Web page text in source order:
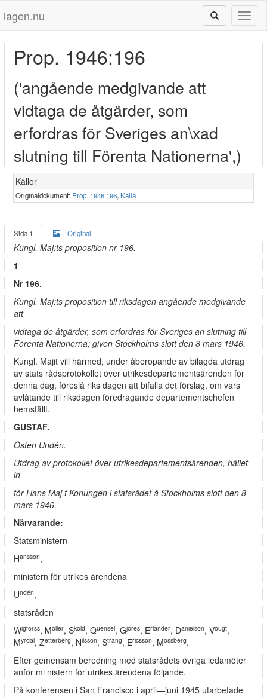
lagen.nu
Prop. 1946:196
('angående medgivande att
vidtaga de åtgärder, som
erfordras för Sveriges an\xad
slutning till Förenta Nationerna',)
Källor
Originaldokument: Prop. 1946:196, Källa
Sida 1 Original
Kungl. Maj:ts proposition nr 196.
1
Nr 196.
Kungl. Maj:ts proposition till riksdagen angående medgivande
att
vidtaga de åtgärder, som erfordras för Sveriges an­ slutning till
Förenta Nationerna; given Stockholms slott den 8 mars 1946.
Kungl. Majit vill härmed, under åberopande av bilagda utdrag
av stats­ rådsprotokollet över utrikesdepartementsärenden för
denna dag, föreslå riks­ dagen att bifalla det förslag, om vars
avlåtande till riksdagen föredragande departementschefen
hemställt.
GUSTAF.
Östen Undén.
Utdrag av protokollet över utrikesdepartementsärenden, hållet
in­
för Hans Maj.t Konungen i statsrådet å Stockholms slott den 8
mars 1946.
Närvarande:
Statsministern
Hansson,
ministern för utrikes ärendena
Undén,
statsråden
Wigforss, Möller, Sköld, Quensel, Gjöres, Erlander, Danielson, Vougt,
Myrdal, Zetterberg, Nilsson, Sträng, Ericsson, Mossberg.
Efter gemensam beredning med statsrådets övriga ledamöter
anför mi­ nistern för utrikes ärendena följande.
På konferensen i San Francisco i april—juni 1945 utarbetade